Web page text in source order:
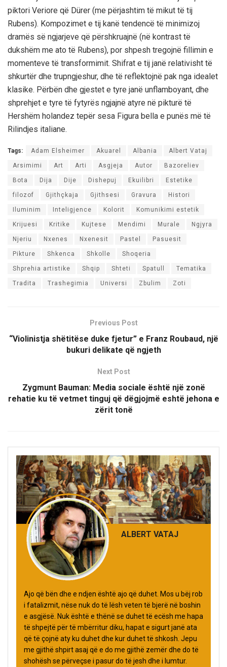
piktori Veriore që Dürer (me përjashtim të mikut të tij
Rubens). Kompozimet e tij kanë tendencë të minimizoj
dramës së ngjarjeve që përshkruajnë (në kontrast të
dukshëm me ato të Rubens), por shpesh tregojnë fillimin e
momenteve të transformimit. Shifrat e tij janë relativisht të
shkurtër dhe trupngjeshur, dhe të reflektojnë pak nga idealet
klasike. Përbën dhe gjestet e tyre janë unflamboyant, dhe
shprehjet e tyre të fytyrës ngjajnë atyre në pikturë të
Hershëm holandez tepër sesa Figura bella e punës më të
Rilindjes italiane.
Tags: Adam Elsheimer Akuarel Albania Albert Vataj
Arsimimi Art Arti Asgjeja Autor Bazoreliev
Bota Dija Dije Dishepuj Ekuilibri Estetike
filozof Gjithçkaja Gjithsesi Gravura Histori
Iluminim Inteligjence Kolorit Komunikimi estetik
Krijuesi Kritike Kujtese Mendimi Murale Ngjyra
Njeriu Nxenes Nxenesit Pastel Pasuesit
Pikture Shkenca Shkolle Shoqeria
Shprehia artistike Shqip Shteti Spatull Tematika
Tradita Trashegimia Universi Zbulim Zoti
Previous Post
“Violinistja shëtitëse duke fjetur” e Franz Roubaud, një
bukuri delikate që ngjeth
Next Post
Zygmunt Bauman: Media sociale është një zonë
rehatie ku të vetmet tinguj që dëgjojmë eshtë jehona e
zërit tonë
ALBERT VATAJ
Ajo që bën dhe e ndjen është ajo që duhet. Mos u bëj rob
i fatalizmit, nëse nuk do të lësh veten të bjerë në boshin
e asgjësë. Nuk është e thënë se duhet të ecësh me hapa
të shpejtë për të mbërritur diku, hapat e sigurt janë ata
që të çojnë aty ku duhet dhe kur duhet të shkosh. Jepu
me gjithë shpirt asaj që e do me gjithë zemër dhe do të
shohësh se përveçse i pasur do të jesh dhe i lumtur.